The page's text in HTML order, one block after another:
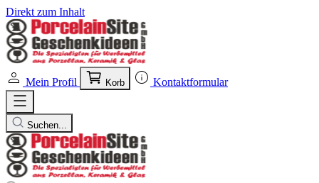
Direkt zum Inhalt
Mein Profil Korb Kontaktformular
Suchen...